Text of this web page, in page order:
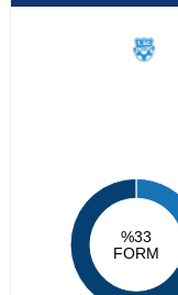
%33
FORM